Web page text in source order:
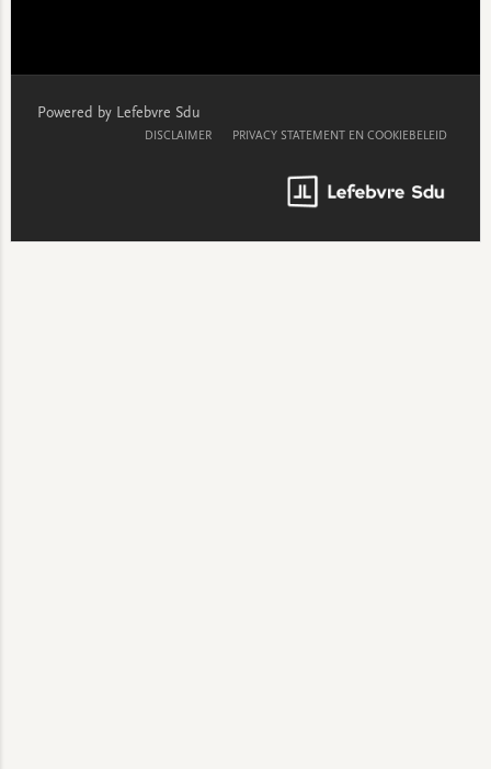
Powered by Lefebvre Sdu
DISCLAIMER PRIVACY STATEMENT EN COOKIEBELEID